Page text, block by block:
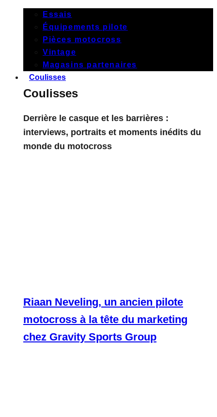
Essais
Équipements pilote
Pièces motocross
Vintage
Magasins partenaires
Coulisses
Coulisses
Derrière le casque et les barrières :
interviews, portraits et moments inédits du
monde du motocross
Riaan Neveling, un ancien pilote
motocross à la tête du marketing
chez Gravity Sports Group